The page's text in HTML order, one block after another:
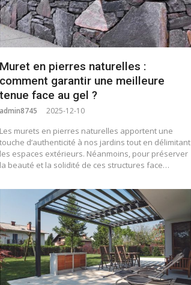
Muret en pierres naturelles :
comment garantir une meilleure
tenue face au gel ?
admin8745 2025-12-10
Les murets en pierres naturelles apportent une
touche d’authenticité à nos jardins tout en délimitant
les espaces extérieurs. Néanmoins, pour préserver
la beauté et la solidité de ces structures face…